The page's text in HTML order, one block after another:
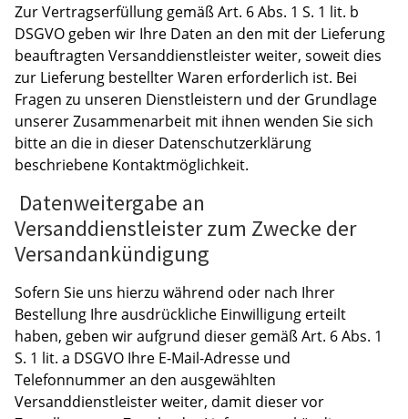
Zur Vertragserfüllung gemäß Art. 6 Abs. 1 S. 1 lit. b
DSGVO geben wir Ihre Daten an den mit der Lieferung
beauftragten Versanddienstleister weiter, soweit dies
zur Lieferung bestellter Waren erforderlich ist. Bei
Fragen zu unseren Dienstleistern und der Grundlage
unserer Zusammenarbeit mit ihnen wenden Sie sich
bitte an die in dieser Datenschutzerklärung
beschriebene Kontaktmöglichkeit.
Datenweitergabe an
Versanddienstleister zum Zwecke der
Versandankündigung
Sofern Sie uns hierzu während oder nach Ihrer
Bestellung Ihre ausdrückliche Einwilligung erteilt
haben, geben wir aufgrund dieser gemäß Art. 6 Abs. 1
S. 1 lit. a DSGVO Ihre E-Mail-Adresse und
Telefonnummer an den ausgewählten
Versanddienstleister weiter, damit dieser vor